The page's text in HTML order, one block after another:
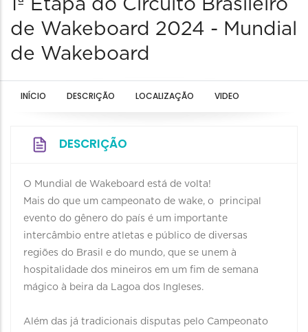
1ª Etapa do Circuito Brasileiro
de Wakeboard 2024 - Mundial
de Wakeboard
INÍCIO DESCRIÇÃO LOCALIZAÇÃO VIDEO
DESCRIÇÃO
O Mundial de Wakeboard está de volta!
Mais do que um campeonato de wake, o principal
evento do gênero do país é um importante
intercâmbio entre atletas e público de diversas
regiões do Brasil e do mundo, que se unem à
hospitalidade dos mineiros em um fim de semana
mágico à beira da Lagoa dos Ingleses.
Além das já tradicionais disputas pelo Campeonato